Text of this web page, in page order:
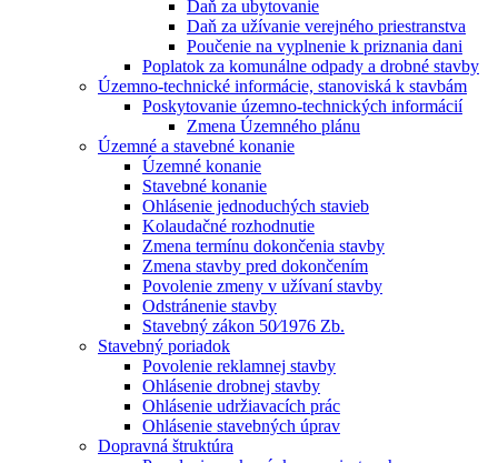
Daň za ubytovanie
Daň za užívanie verejného priestranstva
Poučenie na vyplnenie k priznania dani
Poplatok za komunálne odpady a drobné stavby
Územno-technické informácie, stanoviská k stavbám
Poskytovanie územno-technických informácií
Zmena Územného plánu
Územné a stavebné konanie
Územné konanie
Stavebné konanie
Ohlásenie jednoduchých stavieb
Kolaudačné rozhodnutie
Zmena termínu dokončenia stavby
Zmena stavby pred dokončením
Povolenie zmeny v užívaní stavby
Odstránenie stavby
Stavebný zákon 50⁄1976 Zb.
Stavebný poriadok
Povolenie reklamnej stavby
Ohlásenie drobnej stavby
Ohlásenie udržiavacích prác
Ohlásenie stavebných úprav
Dopravná štruktúra